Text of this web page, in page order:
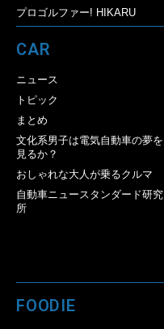
プロゴルファー! HIKARU
CAR
ニュース
トピック
まとめ
文化系男子は電気自動車の夢を
見るか？
おしゃれな大人が乗るクルマ
自動車ニュースタンダード研究
所
FOODIE